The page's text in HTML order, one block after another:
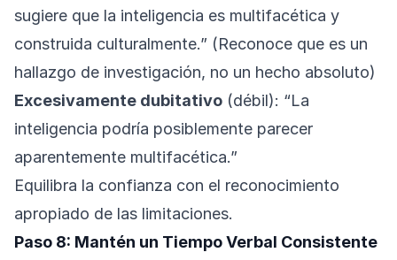
sugiere que la inteligencia es multifacética y
construida culturalmente.” (Reconoce que es un
hallazgo de investigación, no un hecho absoluto)
Excesivamente dubitativo (débil): “La
inteligencia podría posiblemente parecer
aparentemente multifacética.”
Equilibra la confianza con el reconocimiento
apropiado de las limitaciones.
Paso 8: Mantén un Tiempo Verbal Consistente